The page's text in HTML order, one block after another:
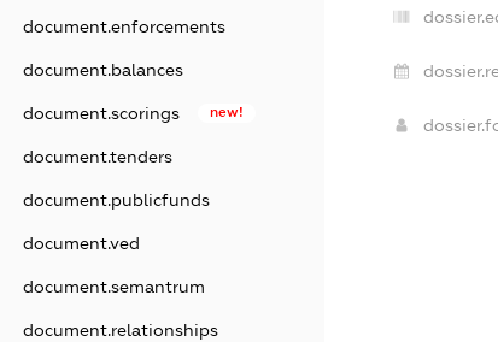
document.enforcements
document.balances
document.scorings new!
document.tenders
document.publicfunds
document.ved
document.semantrum
document.relationships